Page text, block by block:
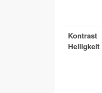
Kontrast
Helligkeit